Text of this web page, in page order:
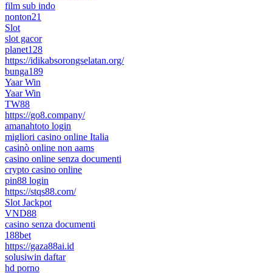
film sub indo
nonton21
Slot
slot gacor
planet128
https://idikabsorongselatan.org/
bunga189
Yaar Win
Yaar Win
TW88
https://go8.company/
amanahtoto login
migliori casino online Italia
casinò online non aams
casino online senza documenti
crypto casino online
pin88 login
https://stqs88.com/
Slot Jackpot
VND88
casino senza documenti
188bet
https://gaza88ai.id
solusiwin daftar
hd porno